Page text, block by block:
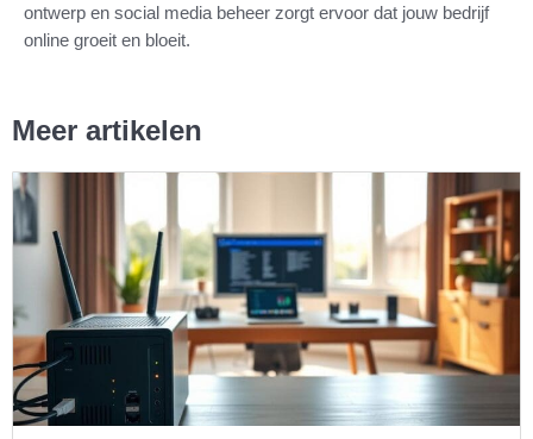
ontwerp en social media beheer zorgt ervoor dat jouw bedrijf
online groeit en bloeit.
Meer artikelen